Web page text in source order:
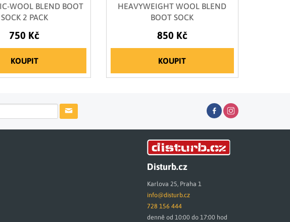
WOOL BLEND BOOT
SOCK 2 PACK
750 Kč
KOUPIT
HEAVYWEIGHT WOOL BLEND
BOOT SOCK
850 Kč
KOUPIT
Disturb.cz
Karlova 25, Praha 1
info@disturb.cz
728 156 444
denně od 10:00 do 17:00 hod